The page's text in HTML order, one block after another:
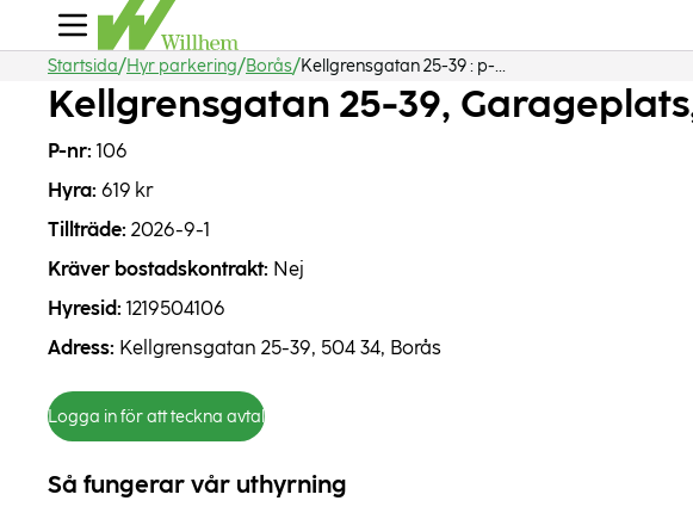
Startsida Hyr parkering Borås Kellgrensgatan 25-39 : p-...
Kellgrensgatan 25-39,
P-nr: 106
Hyra: 619 kr
Tillträde: 2026-9-1
Kräver bostadskontrakt: Nej
Hyresid: 1219504106
Adress: Kellgrensgatan 25-39, 504 34, Borås
Logga in för att teckna avtal
Så fungerar vår uthyrning